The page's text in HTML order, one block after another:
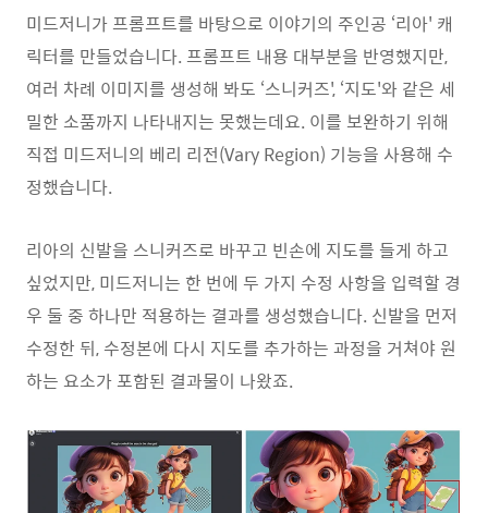
미드저니가 프롬프트를 바탕으로 이야기의 주인공 ‘리아' 캐
릭터를 만들었습니다. 프롬프트 내용 대부분을 반영했지만,
여러 차례 이미지를 생성해 봐도 ‘스니커즈', ‘지도'와 같은 세
밀한 소품까지 나타내지는 못했는데요. 이를 보완하기 위해
직접 미드저니의 베리 리전(Vary Region) 기능을 사용해 수
정했습니다.
리아의 신발을 스니커즈로 바꾸고 빈손에 지도를 들게 하고
싶었지만, 미드저니는 한 번에 두 가지 수정 사항을 입력할 경
우 둘 중 하나만 적용하는 결과를 생성했습니다. 신발을 먼저
수정한 뒤, 수정본에 다시 지도를 추가하는 과정을 거쳐야 원
하는 요소가 포함된 결과물이 나왔죠.